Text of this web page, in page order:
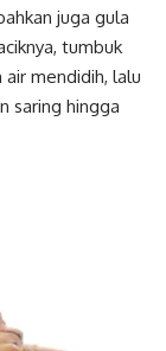
juga gula
tumbuk
mendidih, lalu
saring hingga